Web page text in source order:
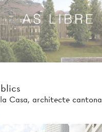
Casa, architecte cantonal